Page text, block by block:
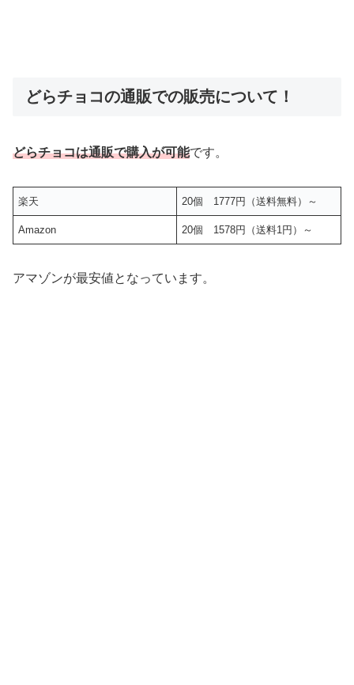
どらチョコの通販での販売について！
どらチョコは通販で購入が可能です。
楽天 20個 1777円（送料無料）～
Amazon 20個 1578円（送料1円）～
アマゾンが最安値となっています。